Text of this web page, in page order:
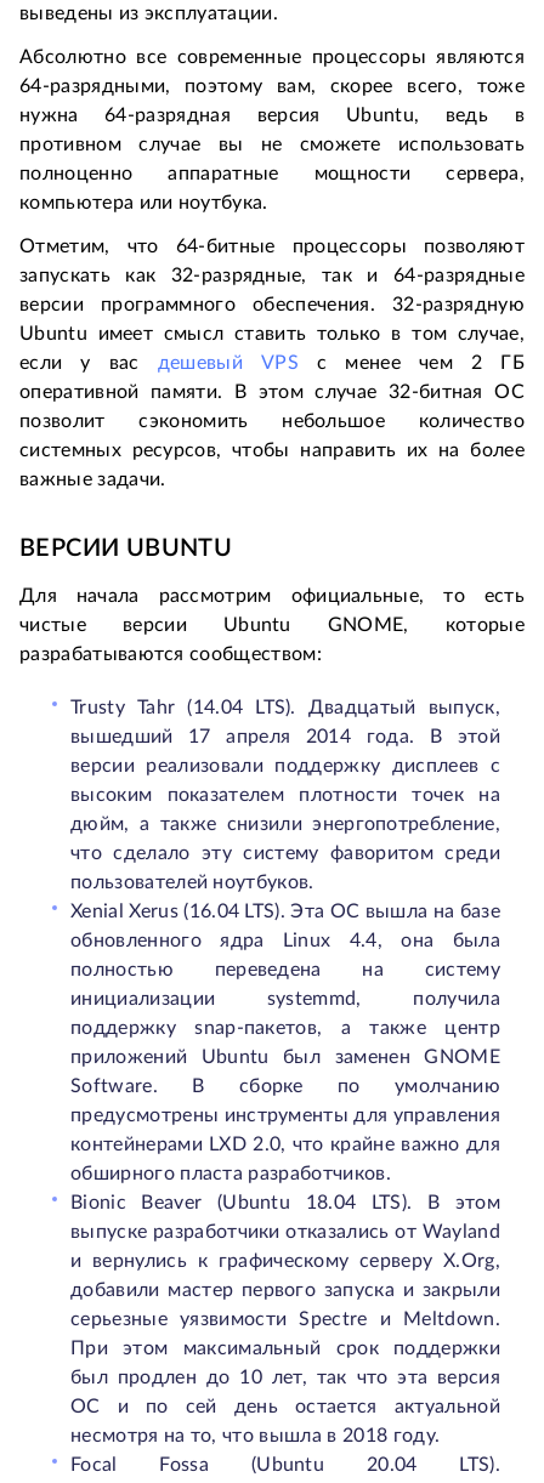
выведены из эксплуатации.
Абсолютно все современные процессоры являются
64-разрядными, поэтому вам, скорее всего, тоже
нужна 64-разрядная версия Ubuntu, ведь в
противном случае вы не сможете использовать
полноценно аппаратные мощности сервера,
компьютера или ноутбука.
Отметим, что 64-битные процессоры позволяют
запускать как 32-разрядные, так и 64-разрядные
версии программного обеспечения. 32-разрядную
Ubuntu имеет смысл ставить только в том случае,
если у вас дешевый VPS с менее чем 2 ГБ
оперативной памяти. В этом случае 32-битная ОС
позволит сэкономить небольшое количество
системных ресурсов, чтобы направить их на более
важные задачи.
ВЕРСИИ UBUNTU
Для начала рассмотрим официальные, то есть
чистые версии Ubuntu GNOME, которые
разрабатываются сообществом:
Trusty Tahr (14.04 LTS). Двадцатый выпуск,
вышедший 17 апреля 2014 года. В этой
версии реализовали поддержку дисплеев с
высоким показателем плотности точек на
дюйм, а также снизили энергопотребление,
что сделало эту систему фаворитом среди
пользователей ноутбуков.
Xenial Xerus (16.04 LTS). Эта ОС вышла на базе
обновленного ядра Linux 4.4, она была
полностью переведена на систему
инициализации systemmd, получила
поддержку snap-пакетов, а также центр
приложений Ubuntu был заменен GNOME
Software. В сборке по умолчанию
предусмотрены инструменты для управления
контейнерами LXD 2.0, что крайне важно для
обширного пласта разработчиков.
Bionic Beaver (Ubuntu 18.04 LTS). В этом
выпуске разработчики отказались от Wayland
и вернулись к графическому серверу X.Org,
добавили мастер первого запуска и закрыли
серьезные уязвимости Spectre и Meltdown.
При этом максимальный срок поддержки
был продлен до 10 лет, так что эта версия
ОС и по сей день остается актуальной
несмотря на то, что вышла в 2018 году.
Focal Fossa (Ubuntu 20.04 LTS).